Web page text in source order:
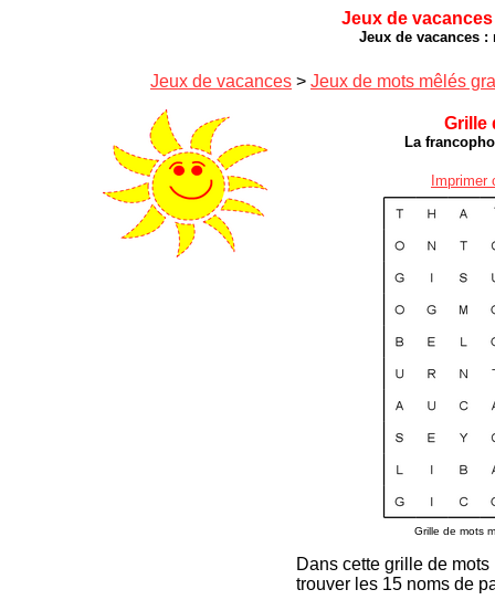
Jeux de
Jeux de vacances
Jeux de vacances > Jeux de mots mêlés
Grille
La
Grille de mots
Dans cette grille de
trouver les 15 noms de